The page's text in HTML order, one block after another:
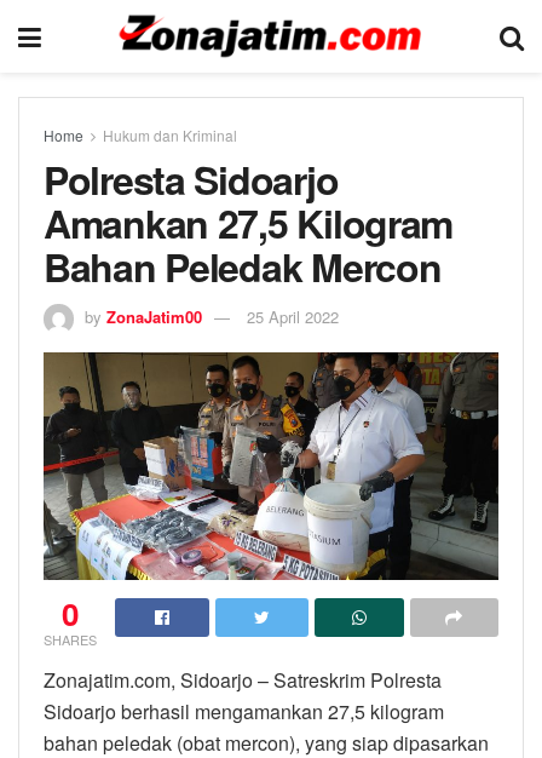
Home Hukum dan Kriminal
Polresta Sidoarjo
Amankan 27,5 Kilogram
Bahan Peledak Mercon
by ZonaJatim00 25 April 2022
0
SHARES
Zonajatim.com, Sidoarjo – Satreskrim Polresta
Sidoarjo berhasil mengamankan 27,5 kilogram
bahan peledak (obat mercon), yang siap dipasarkan